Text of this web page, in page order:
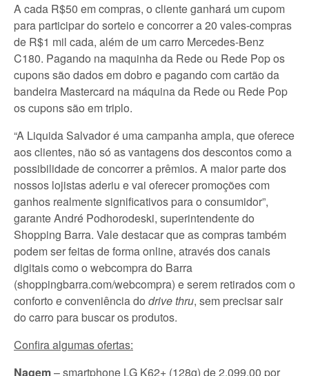
A cada R$50 em compras, o cliente ganhará um cupom
para participar do sorteio e concorrer a 20 vales-compras
de R$1 mil cada, além de um carro Mercedes-Benz
C180. Pagando na maquinha da Rede ou Rede Pop os
cupons são dados em dobro e pagando com cartão da
bandeira Mastercard na máquina da Rede ou Rede Pop
os cupons são em triplo.
“A Liquida Salvador é uma campanha ampla, que oferece
aos clientes, não só as vantagens dos descontos como a
possibilidade de concorrer a prêmios. A maior parte dos
nossos lojistas aderiu e vai oferecer promoções com
ganhos realmente significativos para o consumidor”,
garante André Podhorodeski, superintendente do
Shopping Barra. Vale destacar que as compras também
podem ser feitas de forma online, através dos canais
digitais como o webcompra do Barra
(shoppingbarra.com/webcompra) e serem retirados com o
conforto e conveniência do drive thru, sem precisar sair
do carro para buscar os produtos.
Confira algumas ofertas:
Nagem– smartphone LG K62+ (128g) de 2.099,00 por